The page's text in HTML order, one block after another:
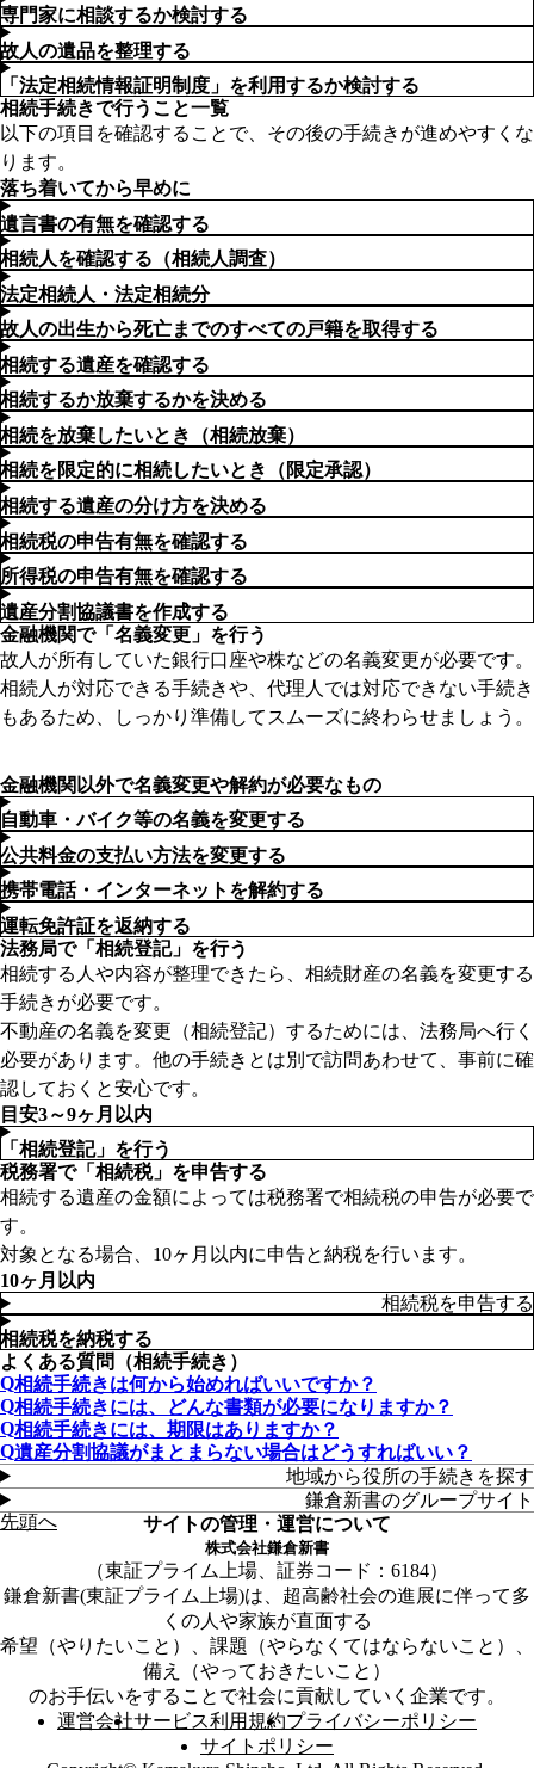
専門家に相談するか検討する
故人の遺品を整理する
「法定相続情報証明制度」を利用するか検討する
相続手続きで行うこと一覧
以下の項目を確認することで、その後の手続きが進めやすくな
ります。
落ち着いてから早めに
遺言書の有無を確認する
相続人を確認する（相続人調査）
法定相続人・法定相続分
故人の出生から死亡までのすべての戸籍を取得する
相続する遺産を確認する
相続するか放棄するかを決める
相続を放棄したいとき（相続放棄）
相続を限定的に相続したいとき（限定承認）
相続する遺産の分け方を決める
相続税の申告有無を確認する
所得税の申告有無を確認する
遺産分割協議書を作成する
金融機関で「名義変更」を行う
故人が所有していた銀行口座や株などの名義変更が必要です。
相続人が対応できる手続きや、代理人では対応できない手続き
もあるため、しっかり準備してスムーズに終わらせましょう。
金融機関以外で名義変更や解約が必要なもの
自動車・バイク等の名義を変更する
公共料金の支払い方法を変更する
携帯電話・インターネットを解約する
運転免許証を返納する
法務局で「相続登記」を行う
相続する人や内容が整理できたら、相続財産の名義を変更する
手続きが必要です。
不動産の名義を変更（相続登記）するためには、法務局へ行く
必要があります。他の手続きとは別で訪問あわせて、事前に確
認しておくと安心です。
目安3～9ヶ月以内
「相続登記」を行う
税務署で「相続税」を申告する
相続する遺産の金額によっては税務署で相続税の申告が必要で
す。
対象となる場合、10ヶ月以内に申告と納税を行います。
10ヶ月以内
相続税を申告する
相続税を納税する
よくある質問（相続手続き）
相続手続きは何から始めればいいですか？
相続手続きには、どんな書類が必要になりますか？
相続手続きには、期限はありますか？
遺産分割協議がまとまらない場合はどうすればいい？
地域から役所の手続きを探す
鎌倉新書のグループサイト
先頭へ
サイトの管理・運営について
株式会社鎌倉新書
東証プライム上場、証券コード：6184
鎌倉新書(東証プライム上場)は、超高齢社会の進展に伴って多
くの人や家族が直面する
希望（やりたいこと）、課題（やらなくてはならないこと）、
備え（やっておきたいこと）
のお手伝いをすることで社会に貢献していく企業です。
運営会社サービス利用規約プライバシーポリシー
サイトポリシー